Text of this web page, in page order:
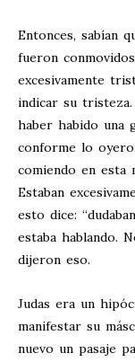
Entonces, sabían
fueron
excesivamente
indicar su
haber habido una
conforme lo
comiendo en esta
Estaban
esto dice:
estaba hablando.
dijeron eso.
Judas era un
manifestar su
nuevo un pasaje